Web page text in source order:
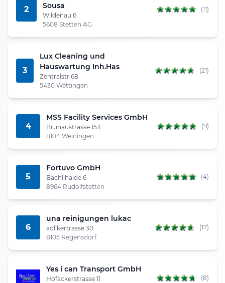
2
Sousa
Wildenau 6
5608 Stetten AG
(11)
3
Lux Cleaning und
Hauswartung Inh.Has
Zentralstr.68
5430 Wettingen
(21)
4
MSS Facility Services GmbH
Brunaustrasse 153
8104 Weiningen
(9)
5
Fortuvo GmbH
Bächlihalde 6
8964 Rudolfstetten
(4)
6
una reinigungen lukac
adlikertrasse 30
8105 Regensdorf
(17)
Yes i can Transport GmbH
Hofackerstrasse 11
(8)